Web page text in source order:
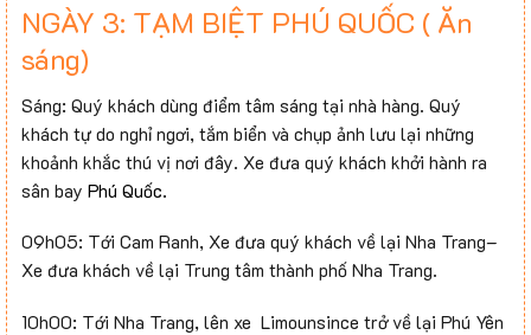
NGÀY 3: TẠM BIỆT PHÚ QUỐC ( Ăn
sáng)
Sáng: Quý khách dùng điểm tâm sáng tại nhà hàng. Quý
khách tự do nghỉ ngơi, tắm biển và chụp ảnh lưu lại những
khoảnh khắc thú vị nơi đây. Xe đưa quý khách khởi hành ra
sân bay Phú Quốc.
09h05: Tới Cam Ranh, Xe đưa quý khách về lại Nha Trang–
Xe đưa khách về lại Trung tâm thành phố Nha Trang.
10h00: Tới Nha Trang, lên xe Limounsince trở về lại Phú Yên